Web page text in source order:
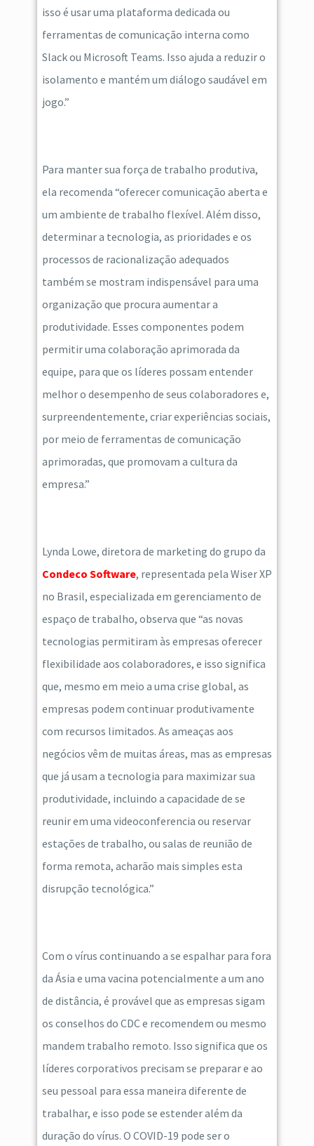
isso é usar uma plataforma dedicada ou
ferramentas de comunicação interna como
Slack ou Microsoft Teams. Isso ajuda a reduzir o
isolamento e mantém um diálogo saudável em
jogo.”
Para manter sua força de trabalho produtiva,
ela recomenda “oferecer comunicação aberta e
um ambiente de trabalho flexível. Além disso,
determinar a tecnologia, as prioridades e os
processos de racionalização adequados
também se mostram indispensável para uma
organização que procura aumentar a
produtividade. Esses componentes podem
permitir uma colaboração aprimorada da
equipe, para que os líderes possam entender
melhor o desempenho de seus colaboradores e,
surpreendentemente, criar experiências sociais,
por meio de ferramentas de comunicação
aprimoradas, que promovam a cultura da
empresa.”
Lynda Lowe, diretora de marketing do grupo da
Condeco Software, representada pela Wiser XP
no Brasil, especializada em gerenciamento de
espaço de trabalho, observa que “as novas
tecnologias permitiram às empresas oferecer
flexibilidade aos colaboradores, e isso significa
que, mesmo em meio a uma crise global, as
empresas podem continuar produtivamente
com recursos limitados. As ameaças aos
negócios vêm de muitas áreas, mas as empresas
que já usam a tecnologia para maximizar sua
produtividade, incluindo a capacidade de se
reunir em uma videoconferencia ou reservar
estações de trabalho, ou salas de reunião de
forma remota, acharão mais simples esta
disrupção tecnológica.”
Com o vírus continuando a se espalhar para fora
da Ásia e uma vacina potencialmente a um ano
de distância, é provável que as empresas sigam
os conselhos do CDC e recomendem ou mesmo
mandem trabalho remoto. Isso significa que os
líderes corporativos precisam se preparar e ao
seu pessoal para essa maneira diferente de
trabalhar, e isso pode se estender além da
duração do vírus. O COVID-19 pode ser o